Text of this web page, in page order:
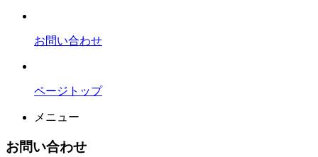
お問い合わせ
ページトップ
メニュー
お問い合わせ